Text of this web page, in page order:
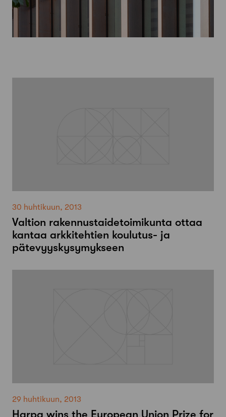
30 huhtikuun, 2013
Valtion rakennustaidetoimikunta ottaa
kantaa arkkitehtien koulutus- ja
pätevyyskysymykseen
29 huhtikuun, 2013
Harpa wins the European Union Prize for